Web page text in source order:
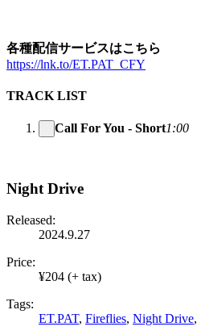
各種配信サービスはこちら
https://lnk.to/ET.PAT_CFY
TRACK LIST
Call For You - Short1:00
Night Drive
Released:
2024.9.27
Price:
¥204 (+ tax)
Tags:
ET.PAT, Fireflies, Night Drive,